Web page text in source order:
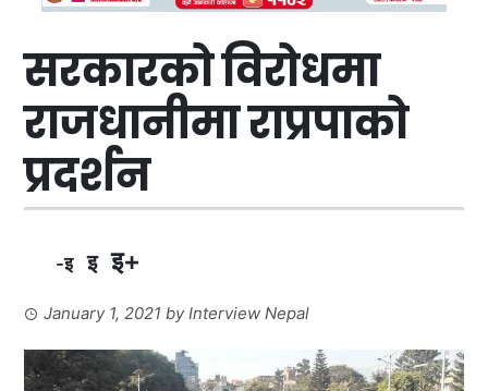
सरकारको विरोधमा
राजधानीमा राप्रपाको
प्रदर्शन
-इ इ इ+
January 1, 2021 byInterview Nepal